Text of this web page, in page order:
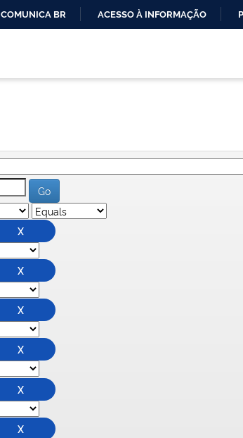
CONTEÚDO
COMUNICA BR ACESSO À INFORMAÇÃO